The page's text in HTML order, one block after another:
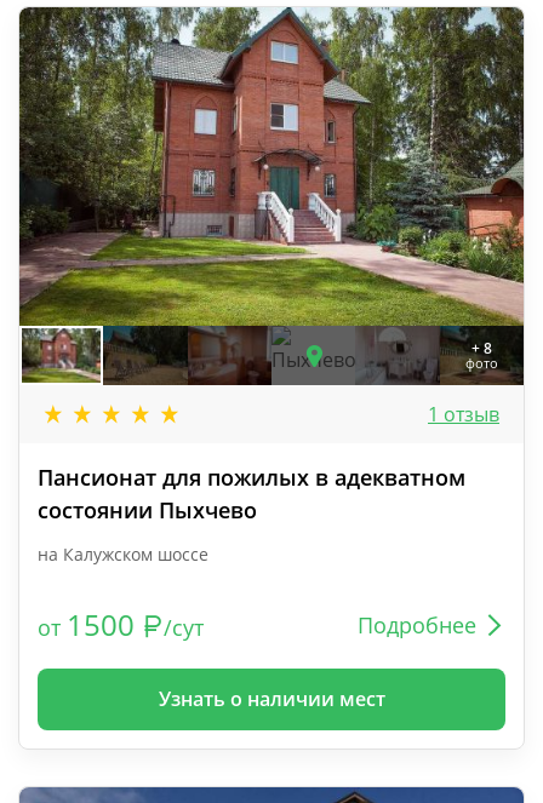
+ 8
фото
1 отзыв
Пансионат для пожилых в адекватном
состоянии Пыхчево
на Калужском шоссе
от 1500 /сут Подробнее
Узнать о наличии мест